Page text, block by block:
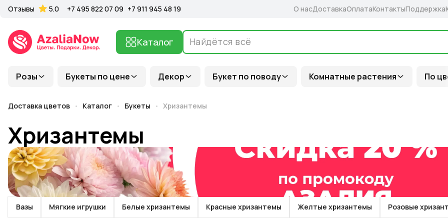
Розы Букеты по цене Декор Букет по поводу Комнатные растения По
Каталог
Отзывы 5.0 +7 495 822 07 09 +7 911 945 48 19 О насДоставкаОплатаКонтактыПоддержка
Доставка цветов Каталог Букеты Хризантемы
Хризантемы
Вазы Мягкие игрушки Белые хризантемы Красные хризантемы Желтые хризантемы Розовые